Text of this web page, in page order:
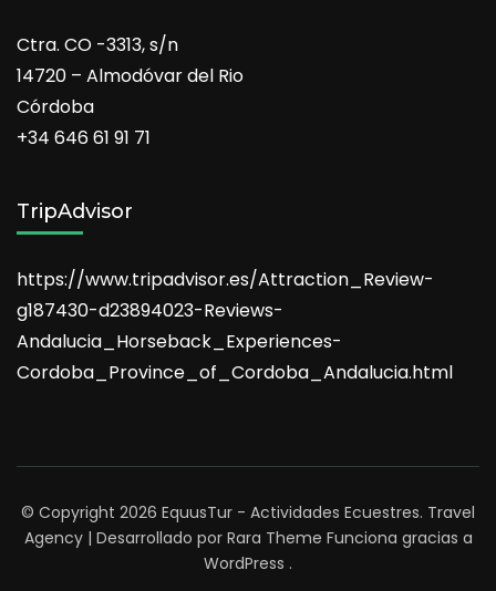
Ctra. CO -3313, s/n
14720 – Almodóvar del Rio
Córdoba
+34 646 61 91 71
TripAdvisor
https://www.tripadvisor.es/Attraction_Review-
g187430-d23894023-Reviews-
Andalucia_Horseback_Experiences-
Cordoba_Province_of_Cordoba_Andalucia.html
© Copyright 2026 EquusTur - Actividades Ecuestres. Travel
Agency | Desarrollado por Rara Theme Funciona gracias a
WordPress .